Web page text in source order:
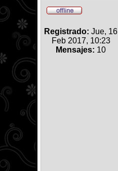
Registrado: Jue, 16
Feb 2017, 10:23
Mensajes: 10